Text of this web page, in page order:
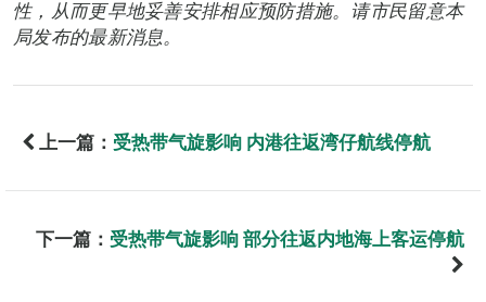
性，从而更早地妥善安排相应预防措施。请市民留意本
局发布的最新消息。
上一篇： 受热带气旋影响 内港往返湾仔航线停航
下一篇： 受热带气旋影响 部分往返内地海上客运停航